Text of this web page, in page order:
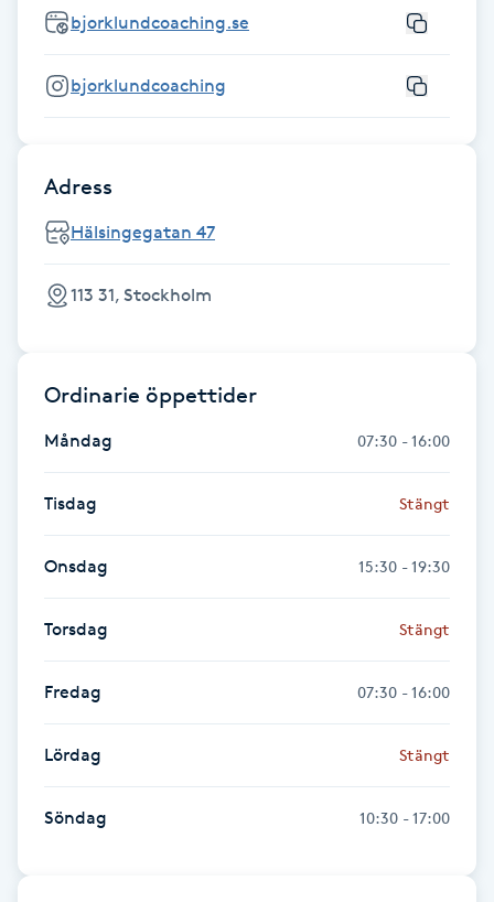
Föning
Gellack
Gellack med förstärkning
Gravidmassage
Gruppträning
Gua Sha-massage
Hatha Yoga
Headspa
Healing
Herrklippning
HIFU
bjorklundcoaching.se
bjorklundcoaching
Adress
Hälsingegatan 47
113 31, Stockholm
Ordinarie öppettider
Måndag 07:30 - 16:00
Tisdag Stängt
Onsdag 15:30 - 19:30
Torsdag Stängt
Fredag 07:30 - 16:00
Lördag Stängt
Söndag 10:30 - 17:00